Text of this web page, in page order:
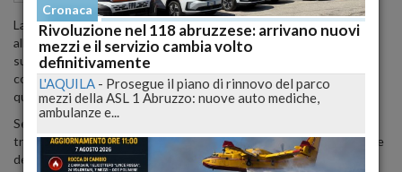
La vicenda tragica di Sofia Stefani, la giovane vigilessa uccisa
all'interno del comando di Anzola Emilia (Bologna), continua a
suscitare domande e sospetti. Giampiero Gualandi, il suo ex
comandante, è stato fermato per l'omicidio, ma la verità dietro
questo dramma è ancora avvolta nel mistero.
Secondo le prime testimonianze, Gualandi ha affermato che si
trattasse di un incidente mentre puliva la pistola, ma le circostanze
della vicenda gettano ombre di sospetto sulla natura dell'evento.
Cronaca
Rivoluzione nel 118 abruzzese: arrivano nuovi
mezzi e il servizio cambia volto
definitivamente
L'AQUILA - Prosegue il piano di rinnovo del parco
mezzi della ASL 1 Abruzzo: nuove auto mediche,
ambulanze e...